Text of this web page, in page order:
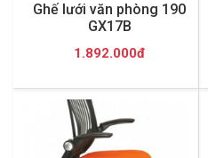
Ghế lưới văn phòng 190
GX17B
1.892.000đ